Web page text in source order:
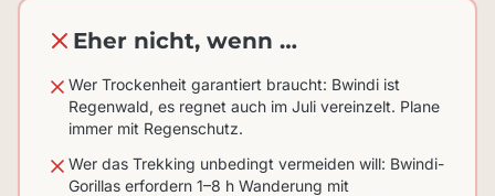
Eher nicht, wenn …
Wer Trockenheit garantiert braucht: Bwindi ist
Regenwald, es regnet auch im Juli vereinzelt. Plane
immer mit Regenschutz.
Wer das Trekking unbedingt vermeiden will: Bwindi-
Gorillas erfordern 1–8 h Wanderung mit